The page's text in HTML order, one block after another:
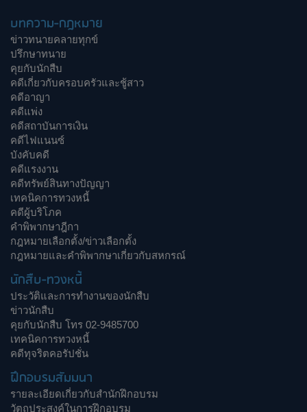
บทความ-กฎหมาย
ข่าวทนายคลายทุกข์
ปรึกษาทนาย
คุยกับนักสืบ
คดีเกี่ยวกับครอบครัวและชู้สาว
คดีอาญา
คดีแพ่ง
คดีสถาบันการเงิน
คดีไฟแนนซ์
บังคับคดี
คดีแรงงาน
คดีทรัพย์สินทางปัญญา
เทคนิคการทวงหนี้
คดีผู้บริโภค
คำพิพากษาฎีกา
กฎหมายเลือกตั้ง/ข่าวเลือกตั้ง
กฎหมายและคำพิพากษาเกี่ยวกับสหกรณ์
นักสืบ-ทวงหนี้
ประวัติและการทำงานของนักสืบ
ข่าวนักสืบ
คุยกับนักสืบ โทร 02-9485700
เทคนิคการทวงหนี้
คดีทุจริตคอรัปชั่น
ฝึกอบรมสัมมนา
รายละเอียดเกี่ยวกับสำนักฝึกอบรม
วัตถุประสงค์ในการฝึกอบรม